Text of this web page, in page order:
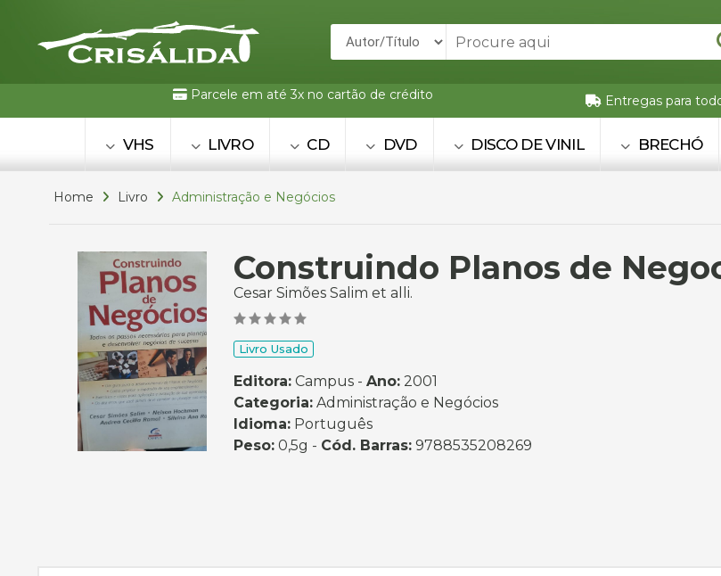
Parcele em até 3x no cartão de crédito Entregas para
VHS LIVRO CD DVD DISCO DE VINIL BRECHÓ
Home Livro Administração e Negócios
Construindo Planos de
Cesar Simões Salim et alli.
Livro Usado
Editora: Campus - Ano: 2001
Categoria: Administração e Negócios
Idioma: Português
Peso: 0,5g - Cód. Barras: 9788535208269